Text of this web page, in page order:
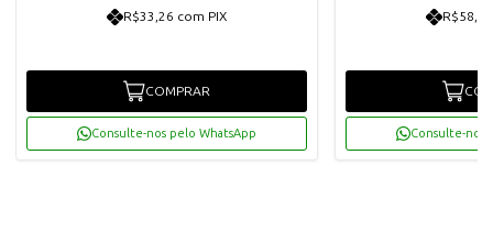
R$33,26 com PIX
COMPRAR
Consulte-nos pelo WhatsApp Consulte-nos